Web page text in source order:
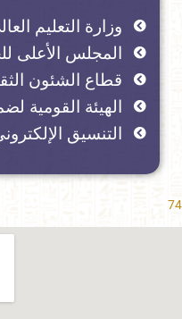
وزارة التعليم
المجلس الأعلى
قطاع الشئون
الهيئة القومية
التنسيق
74